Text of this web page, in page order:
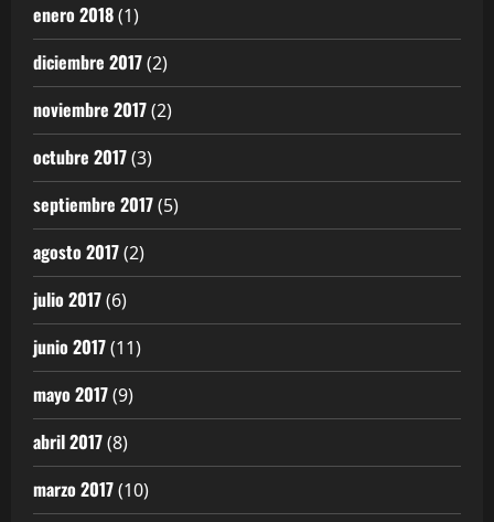
enero 2018(1)
diciembre 2017(2)
noviembre 2017(2)
octubre 2017(3)
septiembre 2017(5)
agosto 2017(2)
julio 2017(6)
junio 2017(11)
mayo 2017(9)
abril 2017(8)
marzo 2017(10)